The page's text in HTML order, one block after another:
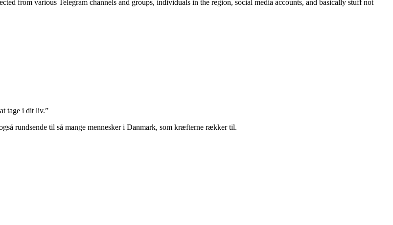
from various Telegram channels and groups, individuals in the region, social media accounts, and basically stuff not
tage i dit liv.”
rundsende til så mange mennesker i Danmark, som kræfterne rækker til.